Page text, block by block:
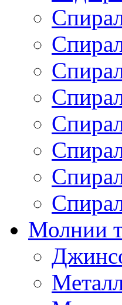
Молнии